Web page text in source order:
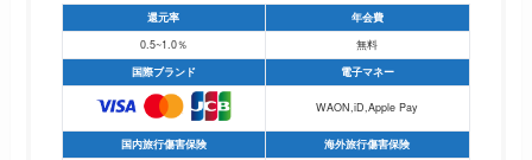
還元率
年会費
0.5~1.0％
無料
国際ブランド
電子マネー
WAON,iD,Apple Pay
国内旅行傷害保険
海外旅行傷害保険